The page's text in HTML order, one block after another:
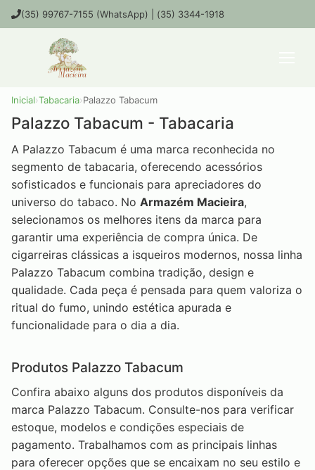
(35) 99767-7155 (WhatsApp) | (35) 3344-1918
Inicial›Tabacaria›Palazzo Tabacum
Palazzo Tabacum - Tabacaria
A Palazzo Tabacum é uma marca reconhecida no
segmento de tabacaria, oferecendo acessórios
sofisticados e funcionais para apreciadores do
universo do tabaco. No Armazém Macieira,
selecionamos os melhores itens da marca para
garantir uma experiência de compra única. De
cigarreiras clássicas a isqueiros modernos, nossa linha
Palazzo Tabacum combina tradição, design e
qualidade. Cada peça é pensada para quem valoriza o
ritual do fumo, unindo estética apurada e
funcionalidade para o dia a dia.
Produtos Palazzo Tabacum
Confira abaixo alguns dos produtos disponíveis da
marca Palazzo Tabacum. Consulte-nos para verificar
estoque, modelos e condições especiais de
pagamento. Trabalhamos com as principais linhas
para oferecer opções que se encaixam no seu estilo e